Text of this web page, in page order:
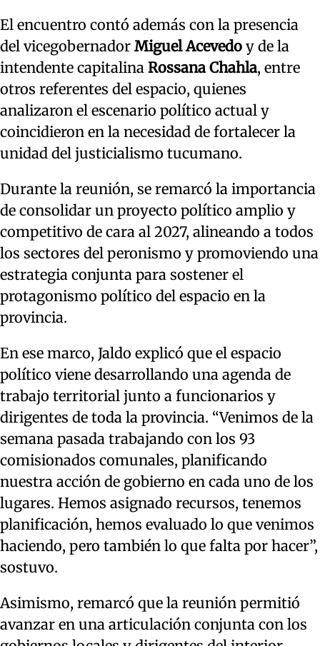
El encuentro contó además con la presencia
del vicegobernador Miguel Acevedo y de la
intendente capitalina Rossana Chahla, entre
otros referentes del espacio, quienes
analizaron el escenario político actual y
coincidieron en la necesidad de fortalecer la
unidad del justicialismo tucumano.
Durante la reunión, se remarcó la importancia
de consolidar un proyecto político amplio y
competitivo de cara al 2027, alineando a todos
los sectores del peronismo y promoviendo una
estrategia conjunta para sostener el
protagonismo político del espacio en la
provincia.
En ese marco, Jaldo explicó que el espacio
político viene desarrollando una agenda de
trabajo territorial junto a funcionarios y
dirigentes de toda la provincia. “Venimos de la
semana pasada trabajando con los 93
comisionados comunales, planificando
nuestra acción de gobierno en cada uno de los
lugares. Hemos asignado recursos, tenemos
planificación, hemos evaluado lo que venimos
haciendo, pero también lo que falta por hacer”,
sostuvo.
Asimismo, remarcó que la reunión permitió
avanzar en una articulación conjunta con los